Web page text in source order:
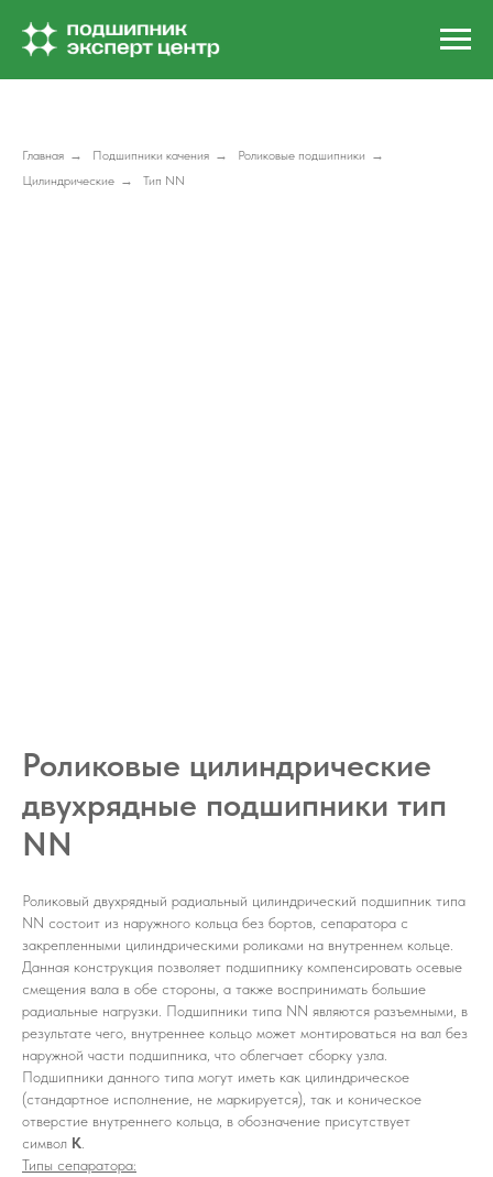
Главная → Подшипники качения → Роликовые подшипники →
Цилиндрические → Тип NN
Роликовые цилиндрические
двухрядные подшипники тип
NN
Роликовый двухрядный радиальный цилиндрический подшипник типа
NN состоит из наружного кольца без бортов, сепаратора с
закрепленными цилиндрическими роликами на внутреннем кольце.
Данная конструкция позволяет подшипнику компенсировать осевые
смещения вала в обе стороны, а также воспринимать большие
радиальные нагрузки. Подшипники типа NN являются разъемными, в
результате чего, внутреннее кольцо может монтироваться на вал без
наружной части подшипника, что облегчает сборку узла.
Подшипники данного типа могут иметь как цилиндрическое
(стандартное исполнение, не маркируется), так и коническое
отверстие внутреннего кольца, в обозначение присутствует
символ K.
Типы сепаратора: